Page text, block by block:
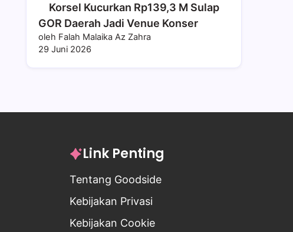
Korsel Kucurkan Rp139,3 M Sulap
GOR Daerah Jadi Venue Konser
oleh Falah Malaika Az Zahra
29 Juni 2026
Link Penting
Tentang Goodside
Kebijakan Privasi
Kebijakan Cookie